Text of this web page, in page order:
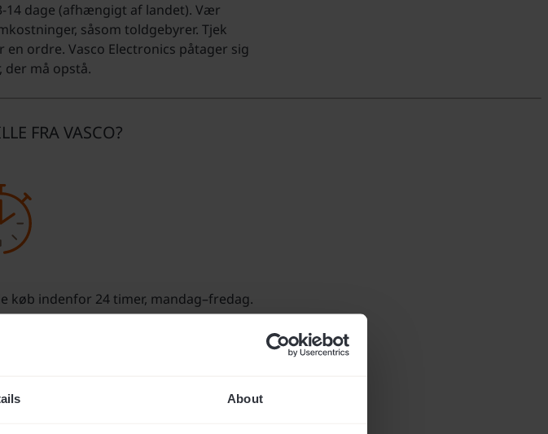
About
14 dage (afhængigt af landet). Vær
såsom toldgebyrer. Tjek
ordre. Vasco Electronics påtager sig
må opstå.
FRA VASCO?
køb indenfor 24 timer, mandag–fredag.